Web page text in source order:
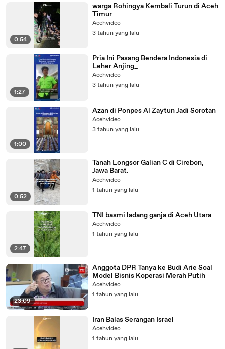
0:54
warga Rohingya Kembali Turun di Aceh
Timur
Acehvideo
3 tahun yang lalu
1:27
Pria Ini Pasang Bendera Indonesia di
Leher Anjing_
Acehvideo
3 tahun yang lalu
1:00
Azan di Ponpes Al Zaytun Jadi Sorotan
Acehvideo
3 tahun yang lalu
0:52
Tanah Longsor Galian C di Cirebon,
Jawa Barat.
Acehvideo
1 tahun yang lalu
2:47
TNI basmi ladang ganja di Aceh Utara
Acehvideo
1 tahun yang lalu
23:09
Anggota DPR Tanya ke Budi Arie Soal
Model Bisnis Koperasi Merah Putih
Acehvideo
1 tahun yang lalu
Iran Balas Serangan Israel
Acehvideo
1 tahun yang lalu